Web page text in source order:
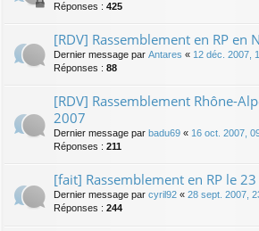
Réponses : 425
[RDV] Rassemblement en RP en
Dernier message par Antares « 12 déc. 2007,
Réponses : 88
[RDV] Rassemblement Rhône-
2007
Dernier message par badu69 « 16 oct. 2007,
Réponses : 211
[fait] Rassemblement en RP le
Dernier message par cyril92 « 28 sept. 2007,
Réponses : 244